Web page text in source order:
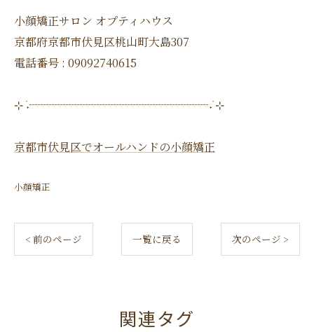
小顔矯正サロン オプティハウス
京都府京都市伏見区桃山町大島307
電話番号 : 09092740615
⊹ ࣪˖┈┈┈┈┈┈┈┈┈┈┈┈┈┈┈┈˖ ࣪⊹
京都市伏見区でオールハンドの小顔矯正
小顔矯正
< 前のページ 一覧に戻る 次のページ >
関連タグ